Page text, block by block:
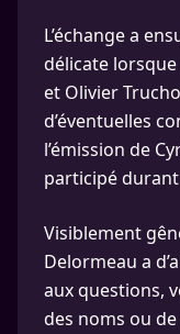
L’échange a
délicate
et Olivier
d’éventuelles
l’émission de
participé
Visiblement
Delormeau a
aux questions,
des noms ou